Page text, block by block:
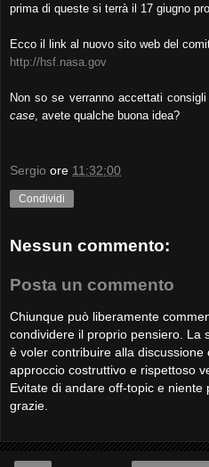
prima di queste si terrà il 17 giugno
Ecco il link al nuovo sito web del
http://hsf.nasa.gov
Non so se verranno accettati
case , avete qualche buona idea?
Sergio ore 11:32:00
Condividi
Nessun commento:
Posta un commento
Chiunque può liberamente
condividere il proprio pensiero. La
è voler contribuire alla discussione
approccio costruttivo e rispettoso
Evitate di andare off-topic e niente
grazie.